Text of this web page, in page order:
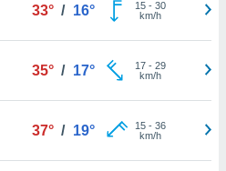
33° / 16° 15- 30
km/h
35° / 17° 17- 29
km/h
37° / 19° 15- 36
km/h